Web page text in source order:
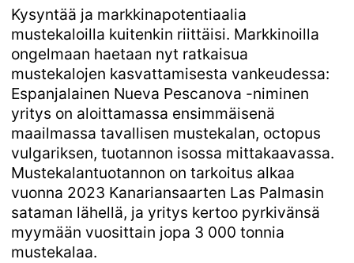
Kysyntää ja markkinapotentiaalia
mustekaloilla kuitenkin riittäisi. Markkinoilla
ongelmaan haetaan nyt ratkaisua
mustekalojen kasvattamisesta vankeudessa:
Espanjalainen Nueva Pescanova -niminen
yritys on aloittamassa ensimmäisenä
maailmassa tavallisen mustekalan, octopus
vulgariksen, tuotannon isossa mittakaavassa.
Mustekalantuotannon on tarkoitus alkaa
vuonna 2023 Kanariansaarten Las Palmasin
sataman lähellä, ja yritys kertoo pyrkivänsä
myymään vuosittain jopa 3 000 tonnia
mustekalaa.